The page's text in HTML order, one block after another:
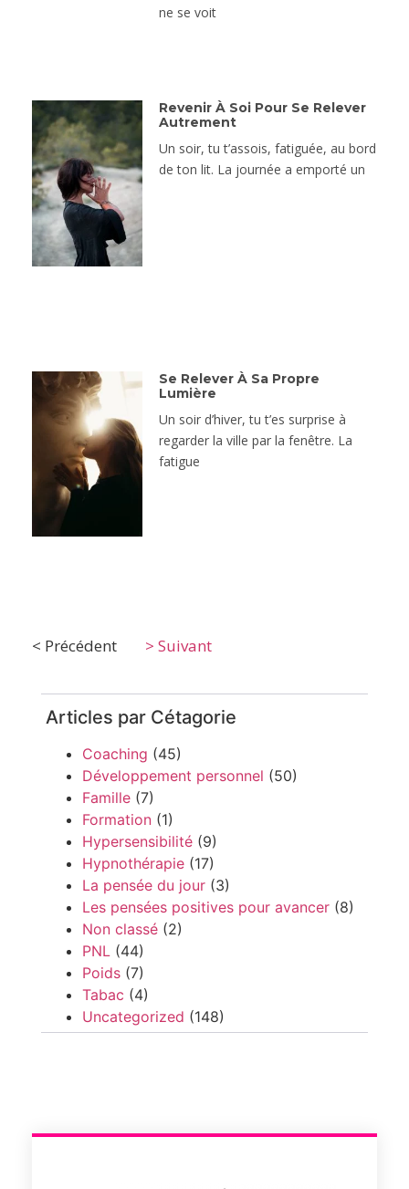
ne se voit
Revenir À Soi Pour Se Relever
Autrement
Un soir, tu t’assois, fatiguée, au bord
de ton lit. La journée a emporté un
Se Relever À Sa Propre
Lumière
Un soir d’hiver, tu t’es surprise à
regarder la ville par la fenêtre. La
fatigue
< Précédent > Suivant
Articles par Cétagorie
Coaching (45)
Développement personnel (50)
Famille (7)
Formation (1)
Hypersensibilité (9)
Hypnothérapie (17)
La pensée du jour (3)
Les pensées positives pour avancer (8)
Non classé (2)
PNL (44)
Poids (7)
Tabac (4)
Uncategorized (148)